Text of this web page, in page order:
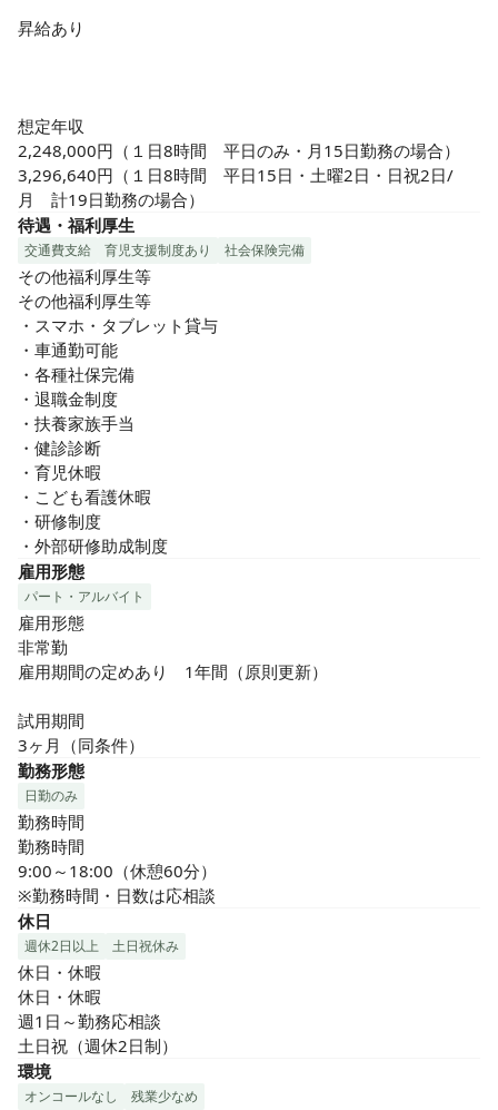
また、時短制度もあるので、お子さまの送り迎えなども安心
会社説明や仕事に対する考えをしっかり聞くことができ、ご
自身の看護への想いや働き方などもしっかりお話しいただけ
ます。理念や想い、働き方をしっかり理解し合えるので、入
職後のミスマッチがなく働けるとの声も多く聞かれています♪
昇給あり
想定年収
2,248,000円（１日8時間　平日のみ・月15日勤務の場合）
3,296,640円（１日8時間　平日15日・土曜2日・日祝2日/
月　計19日勤務の場合）
待遇・福利厚生
交通費支給 育児支援制度あり 社会保険完備
その他福利厚生等
その他福利厚生等
・スマホ・タブレット貸与
・車通勤可能
・各種社保完備
・退職金制度
・扶養家族手当
・健診診断
・育児休暇
・こども看護休暇
・研修制度
・外部研修助成制度
雇用形態
パート・アルバイト
雇用形態
非常勤
雇用期間の定めあり　1年間（原則更新）
試用期間
3ヶ月（同条件）
勤務形態
日勤のみ
勤務時間
勤務時間
9:00～18:00（休憩60分）
※勤務時間・日数は応相談
休日
週休2日以上 土日祝休み
休日・休暇
休日・休暇
週1日～勤務応相談
土日祝（週休2日制）
環境
オンコールなし 残業少なめ